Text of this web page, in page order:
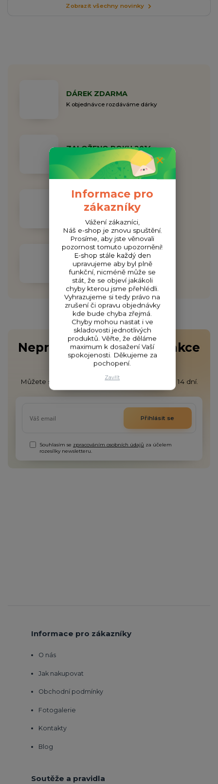
Zobrazit všechny novinky
DÁREK ZDARMA
K objednávce rozdáváme dárky
ZALOŽENO ROKU 2014
Rodinná společnost již 11 let
Doprava ZDARMA
Při objednávce nad 1000 Kč
ODESLÁNÍ DO 48H
Garantujeme odeslání do 48h
Nepropásněte novinky, akce
a slevy!
Můžete se kdykoli odhlásit. Zasíláme jednou za 14 dní.
Přihlásit se
Souhlasím se zpracováním osobních údajů za účelem
rozesílky newsletteru.
Informace pro zákazníky
O nás
Jak nakupovat
Obchodní podmínky
Fotogalerie
Kontakty
Blog
Soutěže a pravidla
Informace pro
zákazníky
Vážení zákazníci,
Náš e-shop je znovu spuštění.
Prosíme, aby jste věnovali
pozornost tomuto upozornění!
E-shop stále každý den
upravujeme aby byl plně
funkční, nicméně může se
stát, že se objeví jakákoli
chyby kterou jsme přehlédli.
Vyhrazujeme si tedy právo na
zrušení či opravu objednávky
kde bude chyba zřejmá.
Chyby mohou nastat i ve
skladovosti jednotlivých
produktů. Věřte, že děláme
maximum k dosažení Vaší
spokojenosti. Děkujeme za
pochopení.
Zavřít